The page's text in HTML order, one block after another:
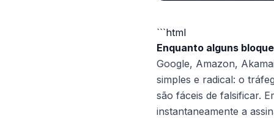
```html
Enquanto alguns
Google, Amazon,
simples e radical: o
são fáceis de falsificar.
instantaneamente a